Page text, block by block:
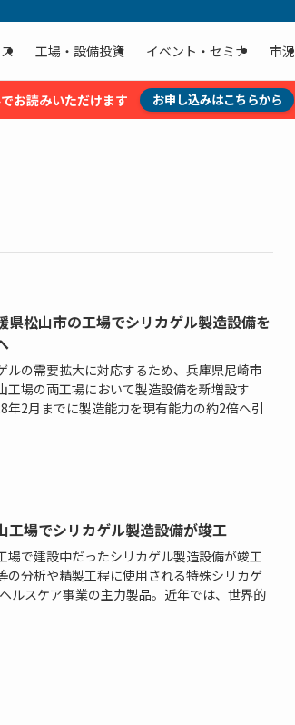
工場・設備投資 イベント・セミナ 市況
お読みいただけます お申し込みはこちらから
県松山市の工場でシリカゲル製造設備を
の需要拡大に対応するため、兵庫県尼崎市
工場の両工場において製造設備を新増設す
2月までに製造能力を現有能力の約2倍へ引
工場でシリカゲル製造設備が竣工
で建設中だったシリカゲル製造設備が竣工
の分析や精製工程に使用される特殊シリカゲ
ルスケア事業の主力製品。近年では、世界的